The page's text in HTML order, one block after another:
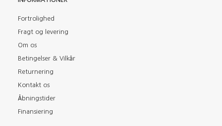
Fortrolighed
Fragt og levering
Om os
Betingelser & Vilkår
Returnering
Kontakt os
Åbningstider
Finansiering